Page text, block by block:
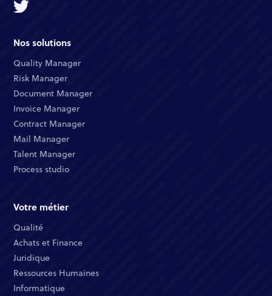
Nos solutions
Quality Manager​
Risk Manager​
Document Manager​
Invoice Manager​
Contract Manager​
Mail Manager​
Talent Manager​
Process studio
Votre métier
Qualité​
Achats et Finance ​
Juridique​​
Ressources Humaines​
Informatique ​